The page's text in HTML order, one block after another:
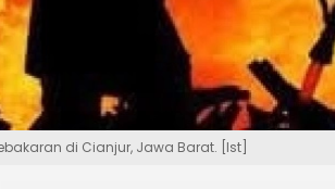
di Cianjur, Jawa Barat. [Ist]